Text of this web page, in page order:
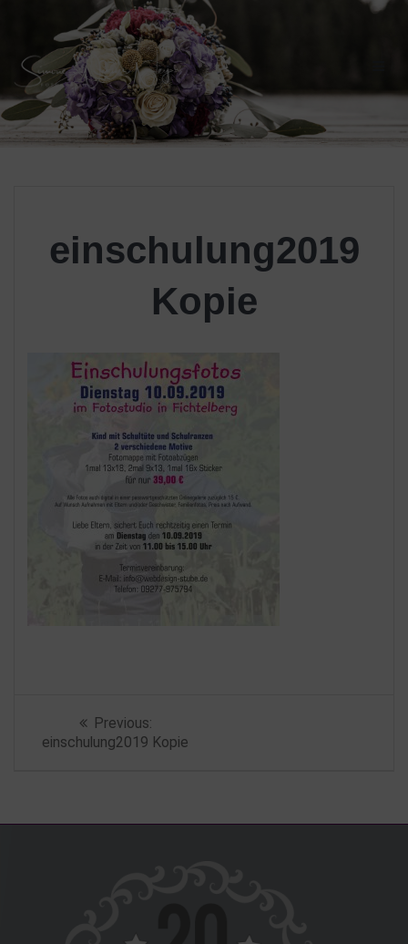
Skip
to
content
einschulung2019
Kopie
Beitragsnavigation
Previous:Previous
post:
einschulung2019 Kopie